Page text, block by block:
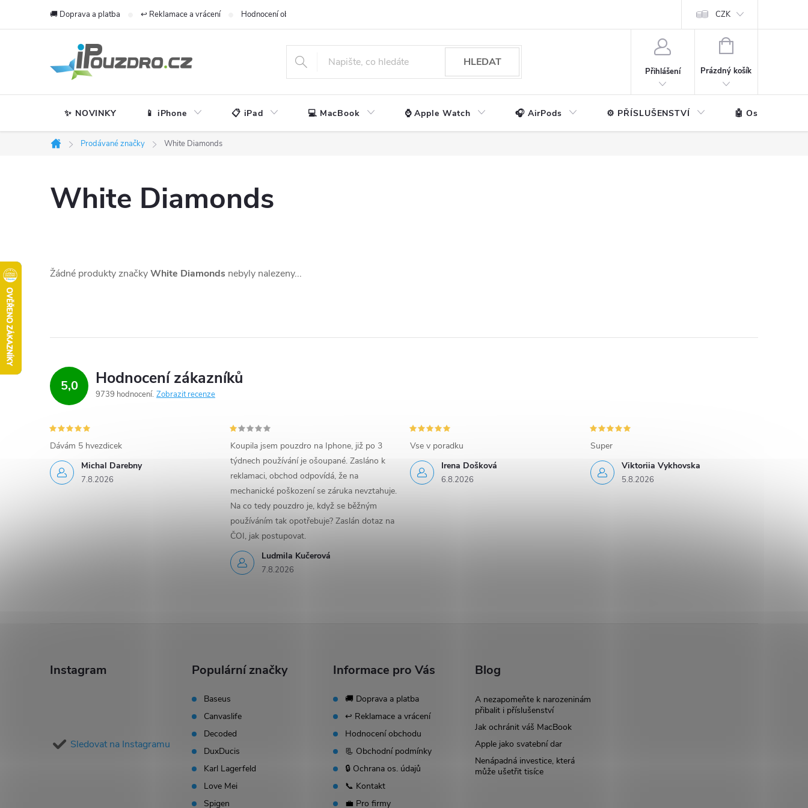
🚚 Doprava a platba ↩️ Reklamace a vrácení Hodnocení obchodu CZK
HLEDAT
Přihlášení
NÁKUPNÍ
Prázdný košík
✨ NOVINKY 📱 iPhone 📋 iPad 💻 MacBook ⌚ Apple Watch 🎧 AirPods ⚙️ PŘÍSLUŠENSTVÍ 🤖 Ostatní
Domů
Prodávané značky White Diamonds
White Diamonds
Žádné produkty značkyWhite Diamonds nebyly nalezeny...
5,0 Hodnocení zákazníků
9739 hodnocení Zobrazit recenze
Michal Darebny
7.8.2026
Dávám 5 hvezdicek
Ludmila Kučerová
7.8.2026
Koupila jsem pouzdro na Iphone, již po 3
týdnech používání je ošoupané. Zasláno k
reklamaci, obchod odpovídá, že na
mechanické poškození se záruka nevztahuje.
Na co tedy pouzdro je, když se běžným
používáním tak opotřebuje? Zaslán dotaz na
ČOI, jak postupovat.
Irena Došková
6.8.2026
Vse v poradku
Viktoriia Vykhovska
5.8.2026
Super
Instagram
Sledovat na Instagramu
Populární značky
Baseus
Canvaslife
Decoded
DuxDucis
Karl Lagerfeld
Love Mei
Spigen
Informace pro Vás
🚚 Doprava a platba
↩️ Reklamace a vrácení
Hodnocení obchodu
📃 Obchodní podmínky
🔒 Ochrana os. údajů
📞 Kontakt
💼 Pro firmy
Blog
A nezapomeňte k narozeninám
přibalit i příslušenství
Jak ochránit váš MacBook
Apple jako svatební dar
Nenápadná investice, která
může ušetřit tisíce